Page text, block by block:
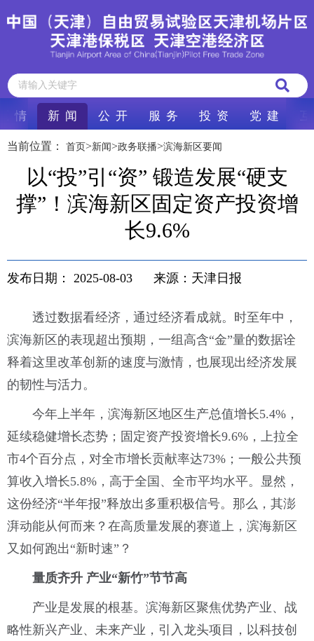
情 新 闻 公 开 服 务 投 资 党 建
当前位置： 首页>新闻>政务联播>滨海新区要闻
以“投”引“资” 锻造发展“硬支
撑”！滨海新区固定资产投资增
长9.6%
发布日期： 2025-08-03 来源：天津日报
透过数据看经济，通过经济看成就。时至年中，
滨海新区的表现超出预期，一组高含“金”量的数据诠
释着这里改革创新的速度与激情，也展现出经济发展
的韧性与活力。
今年上半年，滨海新区地区生产总值增长5.4%，
延续稳健增长态势；固定资产投资增长9.6%，上拉全
市4个百分点，对全市增长贡献率达73%；一般公共预
算收入增长5.8%，高于全国、全市平均水平。显然，
这份经济“半年报”释放出多重积极信号。那么，其澎
湃动能从何而来？在高质量发展的赛道上，滨海新区
又如何跑出“新时速”？
量质齐升 产业“新竹”节节高
产业是发展的根基。滨海新区聚焦优势产业、战
略性新兴产业、未来产业，引入龙头项目，以科技创